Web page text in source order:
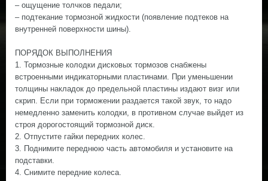
– ощущение толчков педали;
– подтекание тормозной жидкости (появление подтеков на
внутренней поверхности шины).
ПОРЯДОК ВЫПОЛНЕНИЯ
1. Тормозные колодки дисковых тормозов снабжены
встроенными индикаторными пластинами. При уменьшении
толщины накладок до предельной пластины издают визг или
скрип. Если при торможении раздается такой звук, то надо
немедленно заменить колодки, в противном случае выйдет из
строя дорогостоящий тормозной диск.
2. Отпустите гайки передних колес.
3. Поднимите переднюю часть автомобиля и установите на
подставки.
4. Снимите передние колеса.